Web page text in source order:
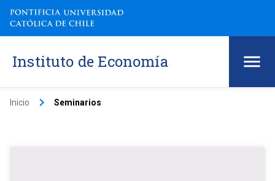
Instituto de Economía
Inicio keyboard_arrow_right Seminarios